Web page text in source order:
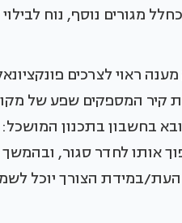
נוסף, נוח לבילוי
ראוי לצרכים
קיר המספקים שפע של
בחשבון בתכנון
אותו לחדר סגור, ובהמשך
העת/במידת הצורך יוכל